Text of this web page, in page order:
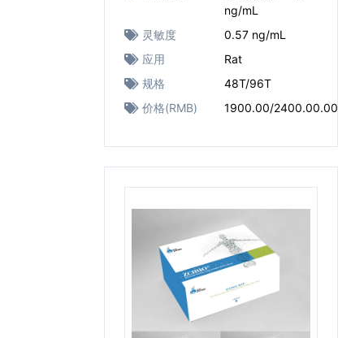
ng/mL
灵敏度
0.57 ng/mL
应用
Rat
规格
48T/96T
价格(RMB)
1900.00/2400.00.00